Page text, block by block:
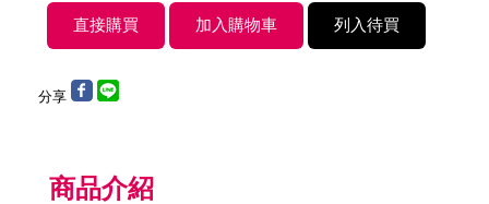
分享
商品介紹